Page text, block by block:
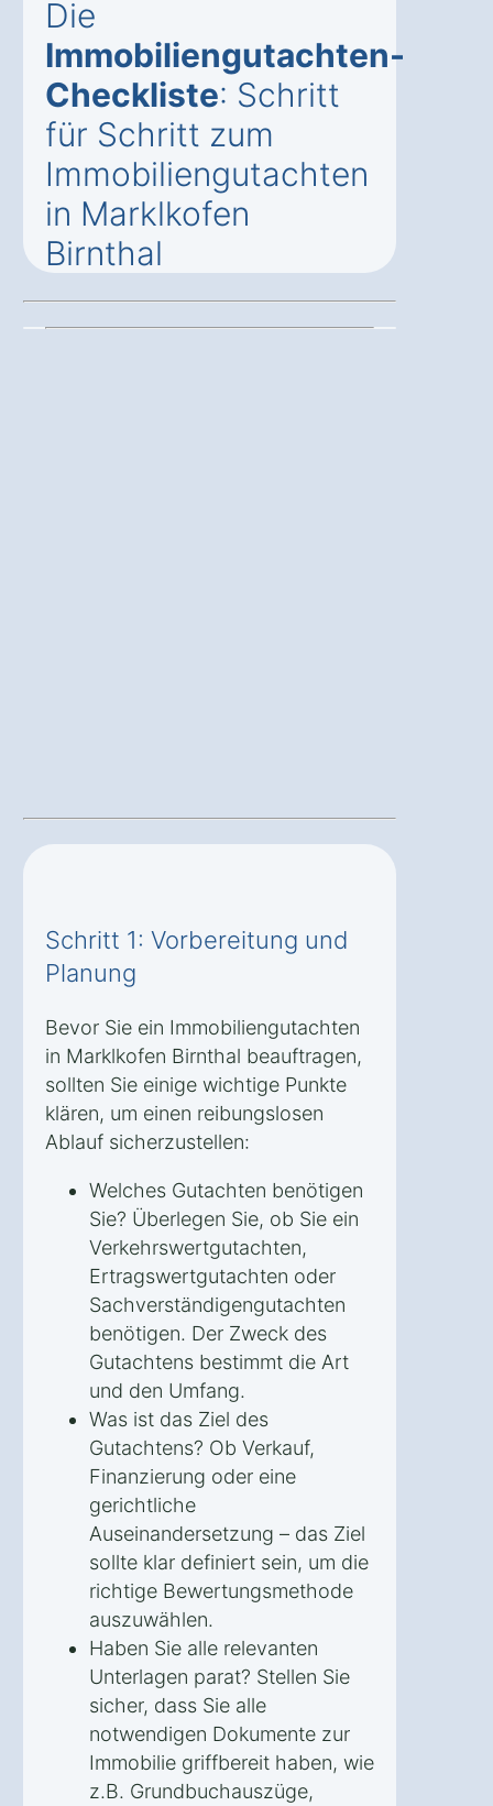
Die
Immobiliengutachten-
Checkliste: Schritt
für Schritt zum
Immobiliengutachten
in Marklkofen
Birnthal
Schritt 1: Vorbereitung und
Planung
Bevor Sie ein Immobiliengutachten
in Marklkofen Birnthal beauftragen,
sollten Sie einige wichtige Punkte
klären, um einen reibungslosen
Ablauf sicherzustellen:
Welches Gutachten benötigen
Sie? Überlegen Sie, ob Sie ein
Verkehrswertgutachten,
Ertragswertgutachten oder
Sachverständigengutachten
benötigen. Der Zweck des
Gutachtens bestimmt die Art
und den Umfang.
Was ist das Ziel des
Gutachtens? Ob Verkauf,
Finanzierung oder eine
gerichtliche
Auseinandersetzung – das Ziel
sollte klar definiert sein, um die
richtige Bewertungsmethode
auszuwählen.
Haben Sie alle relevanten
Unterlagen parat? Stellen Sie
sicher, dass Sie alle
notwendigen Dokumente zur
Immobilie griffbereit haben, wie
z.B. Grundbuchauszüge,